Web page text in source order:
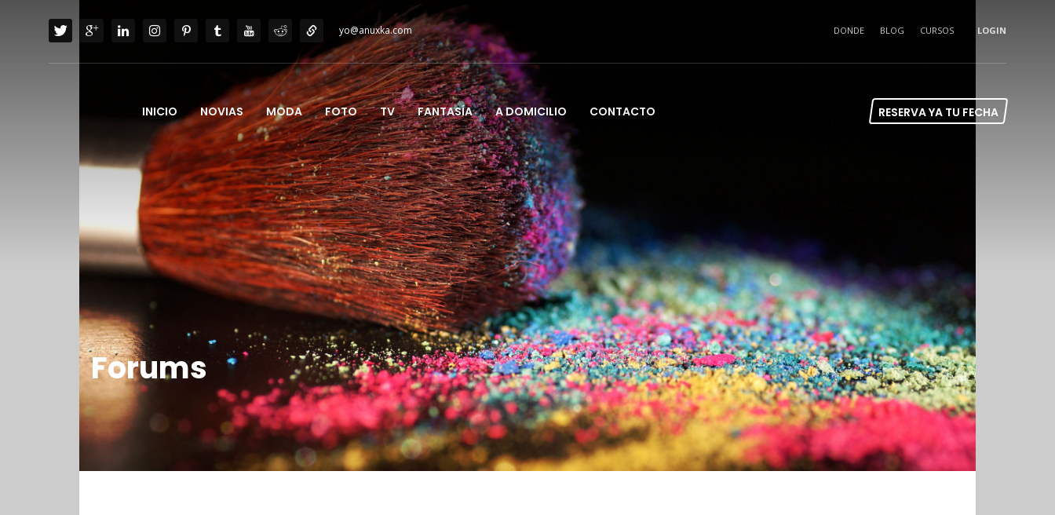
yo@anuxka.com DONDE BLOG CURSOS LOGIN
INICIO NOVIAS MODA FOTO TV FANTASÍA A DOMICILIO CONTACTO RESERVA YA TU FECHA
Forums